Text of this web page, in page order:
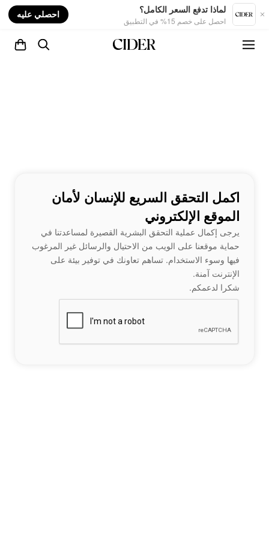
لماذا تدفع السعر الكامل؟
احصل على خصم 15% في التطبيق
احصلي عليه
اكمل التحقق السريع للإنسان لأمان
الموقع الإلكتروني
يرجى إكمال عملية التحقق البشرية القصيرة لمساعدتنا في
حماية موقعنا على الويب من الاحتيال والرسائل غير المرغوب
فيها وسوء الاستخدام. تساهم تعاونك في توفير بيئة على
الإنترنت آمنة.
شكرا لدعمكم.